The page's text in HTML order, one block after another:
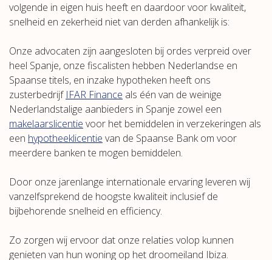
volgende in eigen huis heeft en daardoor voor kwaliteit,
snelheid en zekerheid niet van derden afhankelijk is:
Onze advocaten zijn aangesloten bij ordes verpreid over
heel Spanje, onze fiscalisten hebben Nederlandse en
Spaanse titels, en inzake hypotheken heeft ons
zusterbedrijf IFAR Finance als één van de weinige
Nederlandstalige aanbieders in Spanje zowel een
makelaarslicentie voor het bemiddelen in verzekeringen als
een hypotheeklicentie van de Spaanse Bank om voor
meerdere banken te mogen bemiddelen.
Door onze jarenlange internationale ervaring leveren wij
vanzelfsprekend de hoogste kwaliteit inclusief de
bijbehorende snelheid en efficiency.
Zo zorgen wij ervoor dat onze relaties volop kunnen
genieten van hun woning op het droomeiland Ibiza.